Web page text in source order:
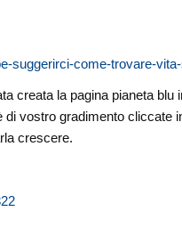
suggerirci-come-trovare-
creata la pagina pianeta blu
vostro gradimento cliccate
crescere.